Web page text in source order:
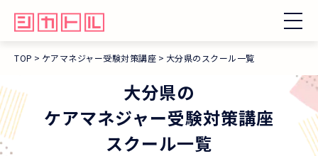
TOP ケアマネジャー受験対策講座 大分県のスクール一覧
大分県の
ケアマネジャー受験対策講座
スクール一覧